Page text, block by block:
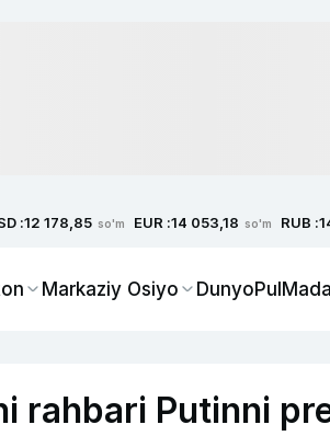
:12 178,85 so'm EUR :14 053,18 so'm RUB :
Markaziy Osiyo DunyoPul
rahbari Putinni